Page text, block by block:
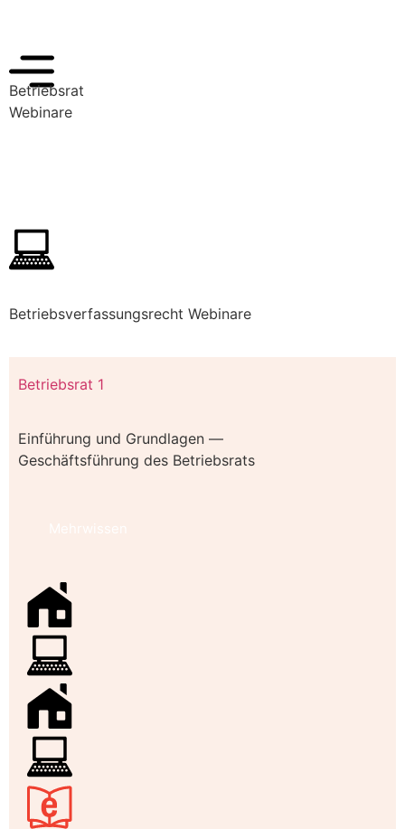
Betriebsrat
Webinare
Betriebsverfassungsrecht Webinare
Betriebsrat 1
Einführung und Grundlagen —
Geschäftsführung des Betriebsrats